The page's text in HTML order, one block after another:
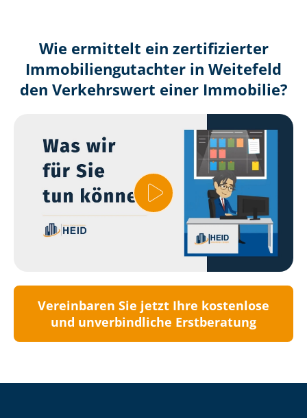
Wie ermittelt ein zertifizierter
Immobilien­gutachter in Weitefeld
den Verkehrswert einer Immobilie?
Vereinbaren Sie jetzt Ihre kostenlose
und unverbindliche Erstberatung